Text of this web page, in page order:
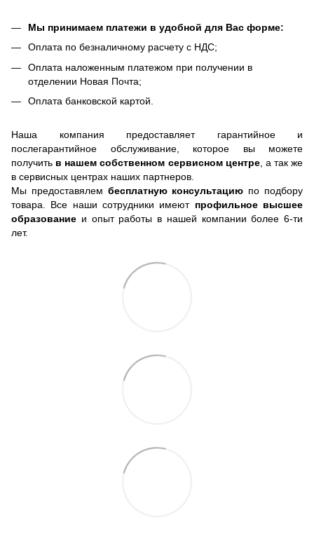
Мы принимаем платежи в удобной для Вас форме:
Оплата по безналичному расчету с НДС;
Оплата наложенным платежом при получении в
отделении Новая Почта;
Оплата банковской картой.
Наша компания предоставляет гарантийное и
послегарантийное обслуживание, которое вы можете
получить в нашем собственном сервисном центре, а так же
в сервисных центрах наших партнеров.
Мы предоставялем бесплатную консультацию по подбору
товара. Все наши сотрудники имеют профильное высшее
образование и опыт работы в нашей компании более 6-ти
лет.